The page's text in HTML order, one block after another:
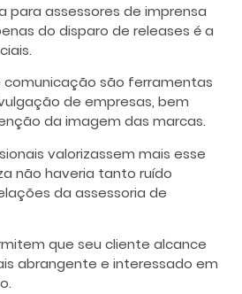
para assessores de imprensa
do disparo de releases é a
comunicação são ferramentas
de empresas, bem
da imagem das marcas.
valorizassem mais esse
não haveria tanto ruído
da assessoria de
que seu cliente alcance
abrangente e interessado em